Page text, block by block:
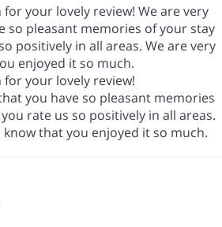
your lovely review! We are very
so pleasant memories of your stay
positively in all areas. We are very
enjoyed it so much.
your lovely review!
you have so pleasant memories
rate us so positively in all areas.
that you enjoyed it so much.